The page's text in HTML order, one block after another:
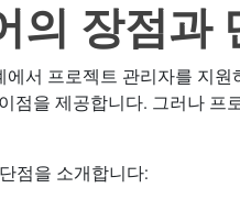
의 장점과
서 프로젝트 관리자를 지원
점을 제공합니다. 그러나 프
점을 소개합니다: